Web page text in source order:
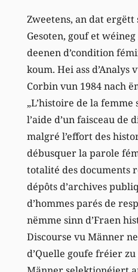
Zweetens, an dat ergëtt
Gesoten, gouf et
deenen d’condition
koum. Hei ass
Corbin vun 1984 nach
„L’histoire de la
l’aide d’un faisceau de
malgré l’effort des
débusquer la parole
totalité des documents
dépôts d’archives
d’hommes parés de
nëmme sinn d’Fraen
Discourse vu Männer
d’Quelle goufe fréier